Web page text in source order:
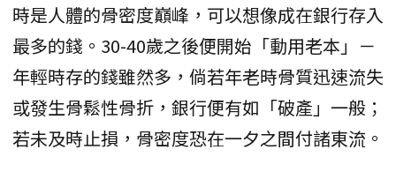
時是人體的骨密度巔峰，可以想像成在銀行存入
最多的錢。30-40歲之後便開始「動用老本」－
年輕時存的錢雖然多，倘若年老時骨質迅速流失
或發生骨鬆性骨折，銀行便有如「破產」一般；
若未及時止損，骨密度恐在一夕之間付諸東流。